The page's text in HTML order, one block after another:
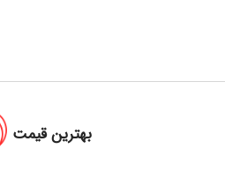
بهترین قیمت